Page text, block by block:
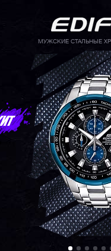
МУЖСКИЕ СТАЛЬНЫЕ